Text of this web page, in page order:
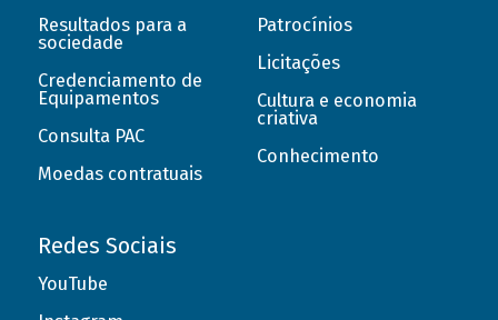
Resultados para a
sociedade
Credenciamento de
Equipamentos
Consulta PAC
Moedas contratuais
Patrocínios
Licitações
Cultura e economia
criativa
Conhecimento
Redes Sociais
YouTube